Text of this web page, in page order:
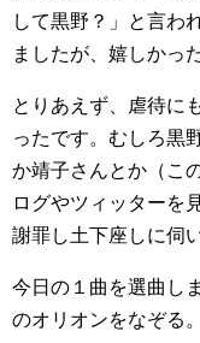
して黒野？」と言わ
ましたが、嬉しかっ
とりあえず、虐待に
ったです。むしろ黒
か靖子さんとか（こ
ログやツィッターを
謝罪し土下座しに伺
今日の１曲を選曲し
のオリオンをなぞる